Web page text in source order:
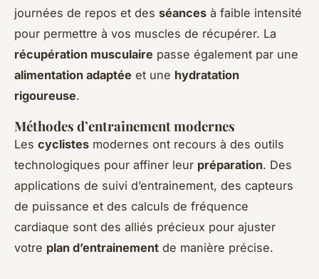
journées de repos et des séances à faible intensité
pour permettre à vos muscles de récupérer. La
récupération musculaire passe également par une
alimentation adaptée et une hydratation
rigoureuse.
Méthodes d’entrainement modernes
Les cyclistes modernes ont recours à des outils
technologiques pour affiner leur préparation. Des
applications de suivi d’entrainement, des capteurs
de puissance et des calculs de fréquence
cardiaque sont des alliés précieux pour ajuster
votre plan d’entrainement de manière précise.